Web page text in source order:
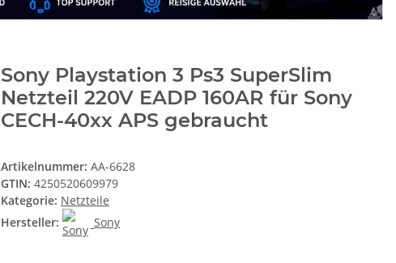
Sony Playstation 3 Ps3 SuperSlim
Netzteil 220V EADP 160AR für Sony
CECH-40xx APS gebraucht
Artikelnummer: AA-6628
GTIN: 4250520609979
Kategorie: Netzteile
Hersteller:
Sony